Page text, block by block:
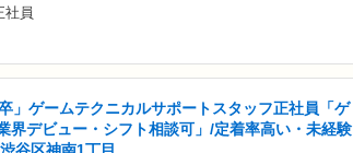
社員
卒」ゲームテクニカルサポートスタッフ正社員「ゲ
界デビュー・シフト相談可」/定着率高い・未経験